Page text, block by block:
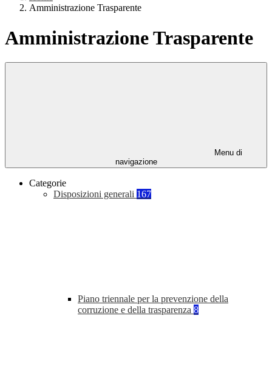
Amministrazione Trasparente
Amministrazione Trasparente
Menu di
navigazione
Categorie
Disposizioni generali 167
Piano triennale per la prevenzione della
corruzione e della trasparenza 8